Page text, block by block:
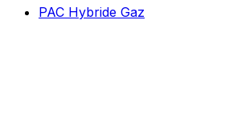
PAC Hybride Gaz